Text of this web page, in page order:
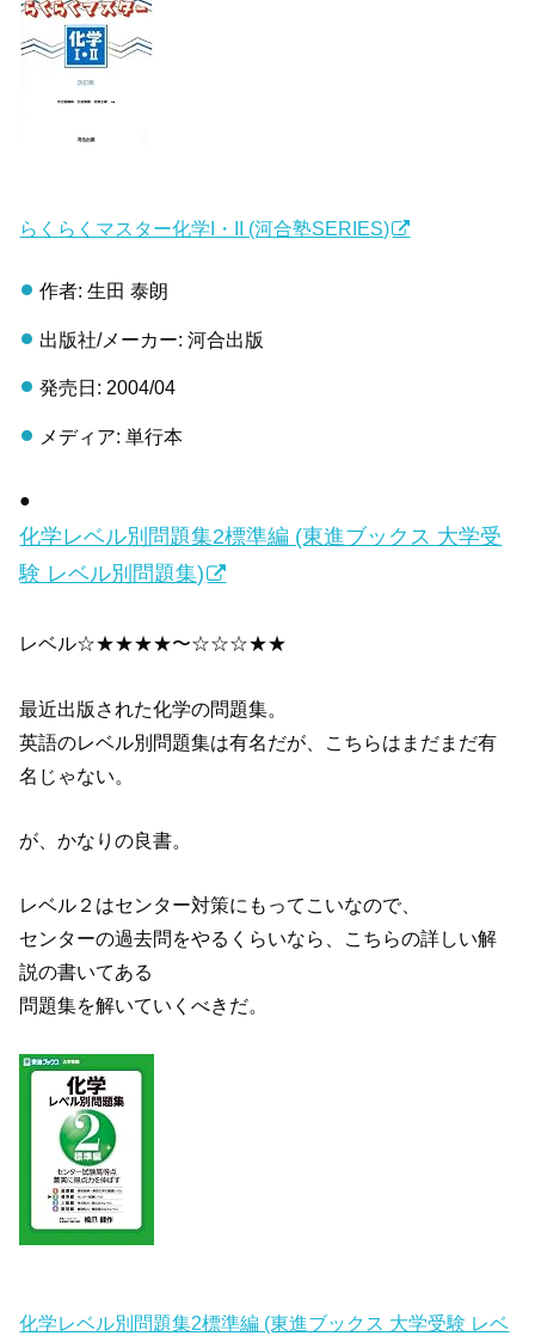
らくらくマスター化学I・II (河合塾SERIES)
作者: 生田 泰朗
出版社/メーカー: 河合出版
発売日: 2004/04
メディア: 単行本
●
化学レベル別問題集2標準編 (東進ブックス 大学受
験 レベル別問題集)
レベル☆★★★★〜☆☆☆★★
最近出版された化学の問題集。
英語のレベル別問題集は有名だが、こちらはまだまだ有
名じゃない。
が、かなりの良書。
レベル２はセンター対策にもってこいなので、
センターの過去問をやるくらいなら、こちらの詳しい解
説の書いてある
問題集を解いていくべきだ。
化学レベル別問題集2標準編 (東進ブックス 大学受験 レベ